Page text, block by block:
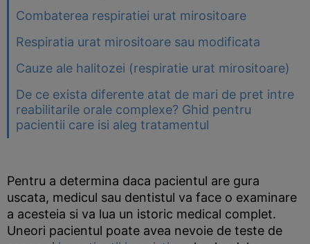
Combaterea respiratiei urat mirositoare
Respiratia urat mirositoare sau modificata
Cauze ale halitozei (respiratie urat mirositoare)
De ce exista diferente atat de mari de pret intre
reabilitarile orale complexe? Ghid pentru
pacientii care isi aleg tratamentul
Pentru a determina daca pacientul are gura
uscata, medicul sau dentistul va face o examinare
a acesteia si va lua un istoric medical complet.
Uneori pacientul poate avea nevoie de teste de